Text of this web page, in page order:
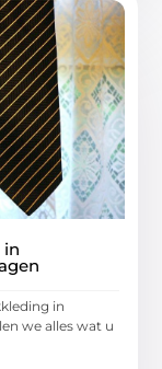
in
in
we alles wat u